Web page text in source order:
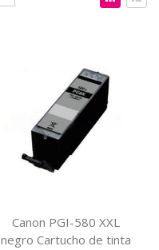
como
Canon PGI-580 XXL
negro Cartucho de tinta